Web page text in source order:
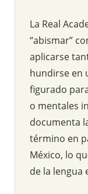
La Real
“abismar”
aplicarse
hundirse en
figurado
o mentales
documenta
término en
México, lo
de la lengua